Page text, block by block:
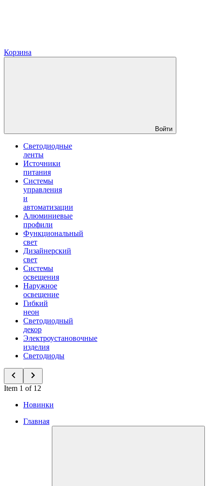
Корзина
Войти
Светодиодные
ленты
Источники
питания
Системы
управления
и
автоматизации
Алюминиевые
профили
Функциональный
свет
Дизайнерский
свет
Системы
освещения
Наружное
освещение
Гибкий
неон
Светодиодный
декор
Электроустановочные
изделия
Светодиоды
Item 1 of 12
Новинки
Главная